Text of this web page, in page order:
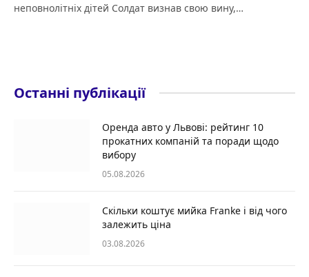
неповнолітніх дітей Солдат визнав свою вину,…
Останні публікації
Оренда авто у Львові: рейтинг 10
прокатних компаній та поради щодо
вибору
05.08.2026
Скільки коштує мийка Franke і від чого
залежить ціна
03.08.2026